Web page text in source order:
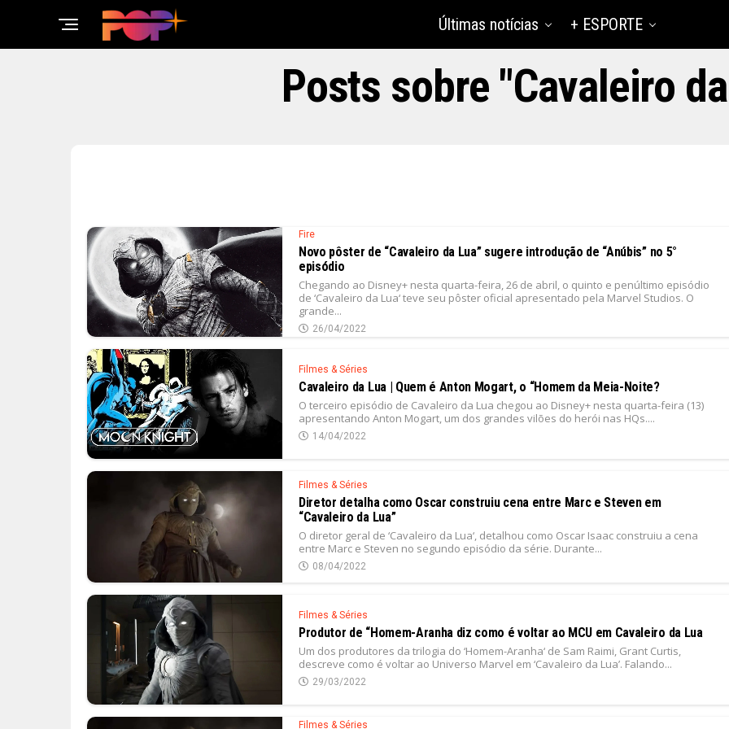
Últimas notícias + ESPORTE
Posts sobre "Cavaleiro
Fire
Novo pôster de “Cavaleiro da Lua” sugere introdução de “Anúbis” no 5°
episódio
Chegando ao Disney+ nesta quarta-feira, 26 de abril, o quinto e penúltimo episódio
de ‘Cavaleiro da Lua‘ teve seu pôster oficial apresentado pela Marvel Studios. O
grande...
26/04/2022
Filmes & Séries
Cavaleiro da Lua | Quem é Anton Mogart, o “Homem da Meia-Noite?
O terceiro episódio de Cavaleiro da Lua chegou ao Disney+ nesta quarta-feira (13)
apresentando Anton Mogart, um dos grandes vilões do herói nas HQs....
14/04/2022
Filmes & Séries
Diretor detalha como Oscar construiu cena entre Marc e Steven em
“Cavaleiro da Lua”
O diretor geral de ‘Cavaleiro da Lua‘, detalhou como Oscar Isaac construiu a cena
entre Marc e Steven no segundo episódio da série. Durante...
08/04/2022
Filmes & Séries
Produtor de “Homem-Aranha diz como é voltar ao MCU em Cavaleiro da Lua
Um dos produtores da trilogia do ‘Homem-Aranha‘ de Sam Raimi, Grant Curtis,
descreve como é voltar ao Universo Marvel em ‘Cavaleiro da Lua’. Falando...
29/03/2022
Filmes & Séries